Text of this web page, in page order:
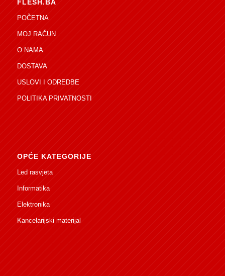
FLESH.BA
POČETNA
MOJ RAČUN
O NAMA
DOSTAVA
USLOVI I ODREDBE
POLITIKA PRIVATNOSTI
OPĆE KATEGORIJE
Led rasvjeta
Informatika
Elektronika
Kancelarijski materijal